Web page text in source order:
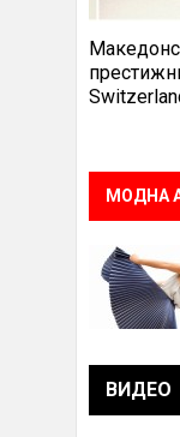
МОДНА
ВИДЕО